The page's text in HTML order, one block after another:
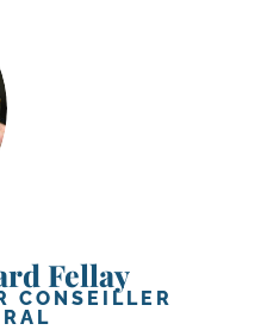
Fellay
CONSEILLER